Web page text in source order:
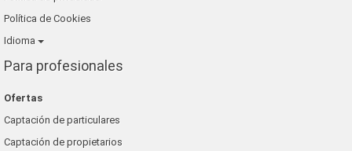
Política de Cookies
Idioma
Para profesionales
Ofertas
Captación de particulares
Captación de propietarios